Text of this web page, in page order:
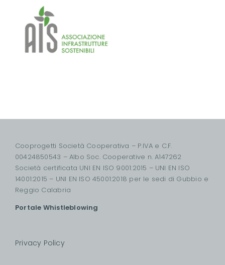
Cooprogetti Società Cooperativa – P.IVA e C.F.
00424850543 – Albo Soc. Cooperative n. A147262
Società certificata UNI EN ISO 9001:2015 – UNI EN ISO
14001:2015 – UNI EN ISO 45001:2018 per le sedi di Gubbio e
Reggio Calabria
Portale Whistleblowing
Privacy Policy